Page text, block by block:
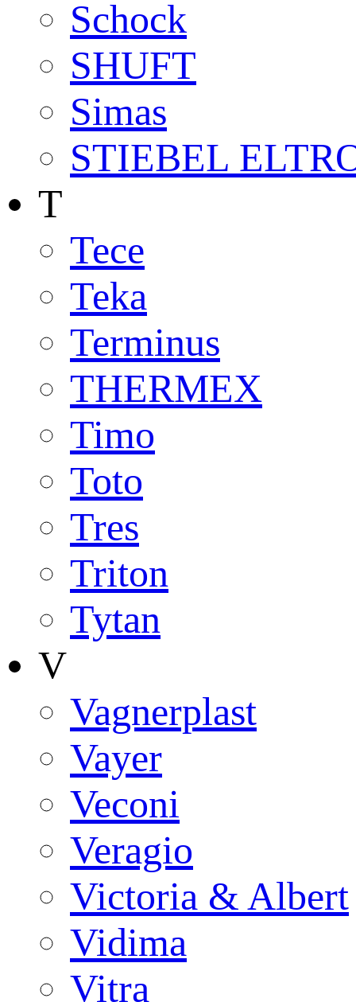
Schock
SHUFT
Simas
STIEBEL
T
Tece
Teka
Terminus
THERMEX
Timo
Toto
Tres
Triton
Tytan
V
Vagnerplast
Vayer
Veconi
Veragio
Victoria & Albert
Vidima
Vitra